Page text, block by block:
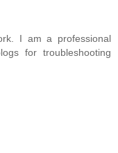
I am a professional
for troubleshooting